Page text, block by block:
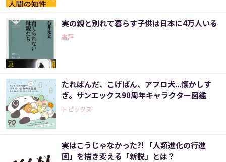
実の親と別れて暮らす子供は日本に4万人いる
書評
たれぱんだ、こげぱん、アフロ犬...懐かしす
ぎ。サンエックス90周年キャラクター図鑑
トピックス
実はこうじゃなかった?! 「人類進化の行進
図」を描き変える「新説」とは？